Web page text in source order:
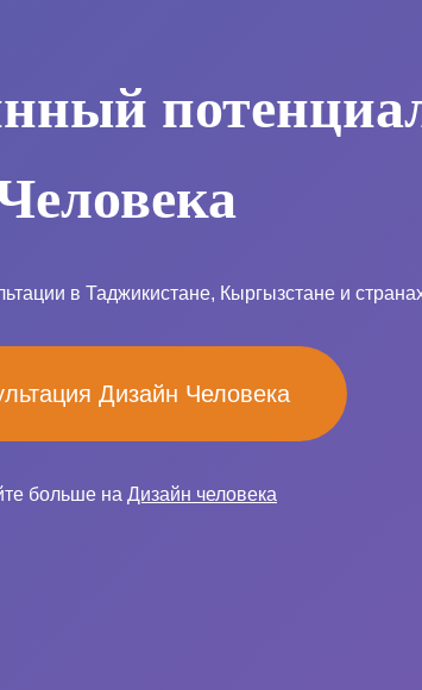
в Таджикистане, Кыргызстане и
Дизайн Человека
больше на Дизайн человека